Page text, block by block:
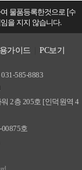
물품등록한것으로 [수
을 지지 않습니다.
가이드 PC보기
585-8883
2층 205호 [인덕원역 4
호